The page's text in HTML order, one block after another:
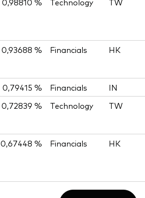
0,93688 % Financials HK
0,79415 % Financials
IN
0,72839 % Technology TW
0,67448 % Financials HK